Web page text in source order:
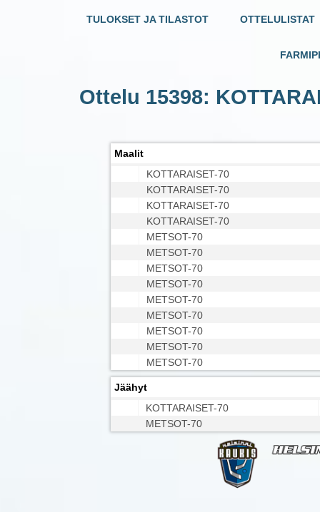
TULOKSET JA TILASTOT OTTELULISTAT
Ottelu 15398:
Maalit
KOTTARAISET-70
KOTTARAISET-70
KOTTARAISET-70
KOTTARAISET-70
METSOT-70
METSOT-70
METSOT-70
METSOT-70
METSOT-70
METSOT-70
METSOT-70
METSOT-70
METSOT-70
Jäähyt
KOTTARAISET-70
METSOT-70